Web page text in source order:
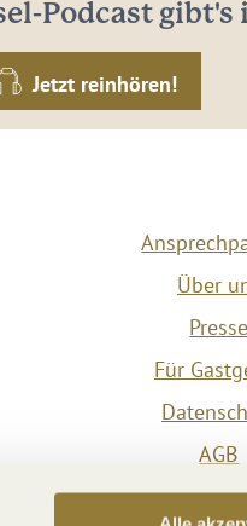
Podcast gibt's
Jetzt reinhören!
Über
Presse
Für
AGB